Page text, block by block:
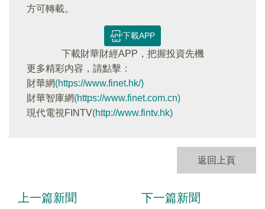
方可轉載。
下載APP
下載財華財經APP，把握投資先機
更多精彩内容，請點擊：
財華網(https://www.finet.hk/)
財華智庫網(https://www.finet.com.cn)
現代電視FINTV(http://www.fintv.hk)
返回上頁
上一篇新聞 下一篇新聞